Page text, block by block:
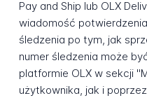
Pay and Ship lub OLX
wiadomość
śledzenia po tym, jak
numer śledzenia może
platformie OLX w sekcji
użytkownika, jak i